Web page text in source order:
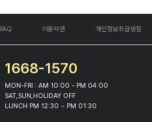
FAQ 이용약관 개인정보취급방침
1668-1570
MON-FRI : AM 10:00 - PM 04:00
SAT,SUN,HOLIDAY OFF
LUNCH PM 12:30 ~ PM 01:30